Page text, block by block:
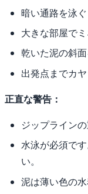
暗い通路を泳
大きな部屋で
乾いた泥の斜面
出発点までカヤ
正直な警告：
ジップライン
水泳が必須で
い。
泥は薄い色の